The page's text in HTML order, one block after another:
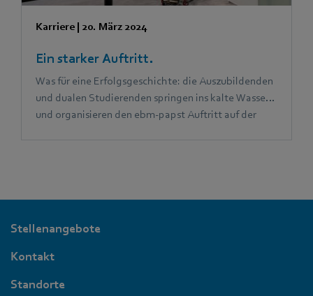
Karriere | 20. März 2024
Ein starker Auftritt.
Was für eine Erfolgsgeschichte: die Auszubildenden
und dualen Studierenden springen ins kalte Wasser
und organisieren den ebm‑papst Auftritt auf der
Stellenangebote
Kontakt
Standorte